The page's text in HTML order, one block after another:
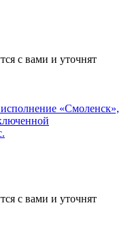
с вами и уточнят
«Смоленск»,
с вами и уточнят